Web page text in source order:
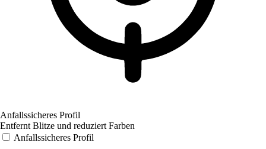
Anfallssicheres Profil
Entfernt Blitze und reduziert Farben
Anfallssicheres Profil